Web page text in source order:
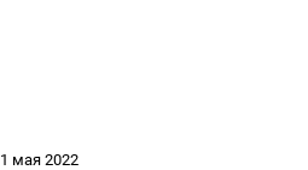
1 мая 2022